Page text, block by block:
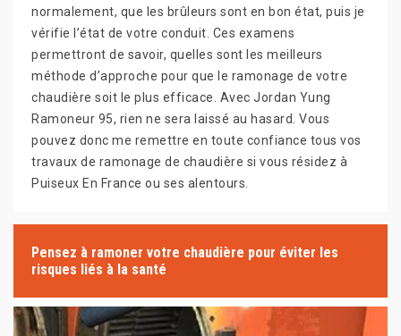
normalement, que les brûleurs sont en bon état, puis je
vérifie l’état de votre conduit. Ces examens
permettront de savoir, quelles sont les meilleurs
méthode d’approche pour que le ramonage de votre
chaudière soit le plus efficace. Avec Jordan Yung
Ramoneur 95, rien ne sera laissé au hasard. Vous
pouvez donc me remettre en toute confiance tous vos
travaux de ramonage de chaudière si vous résidez à
Puiseux En France ou ses alentours.
Pensez à ramoner votre chaudière pour éviter les
risques liés à la santé